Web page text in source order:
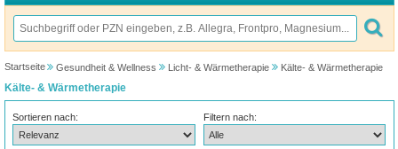
Startseite Gesundheit & Wellness Licht- & Wärmetherapie Kälte- & Wärmetherapie
Kälte- & Wärmetherapie
Sortieren nach: Filtern nach: